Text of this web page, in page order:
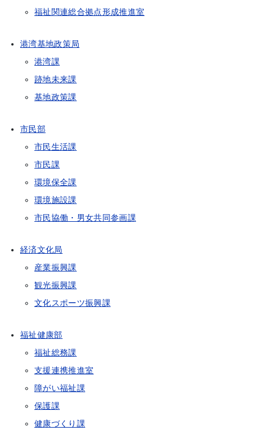
福祉関連総合拠点形成推進室
港湾基地政策局
港湾課
跡地未来課
基地政策課
市民部
市民生活課
市民課
環境保全課
環境施設課
市民協働・男女共同参画課
経済文化局
産業振興課
観光振興課
文化スポーツ振興課
福祉健康部
福祉総務課
支援連携推進室
障がい福祉課
保護課
健康づくり課